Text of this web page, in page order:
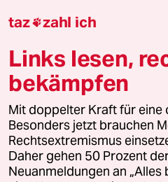
© 2026 taz Verlags und
Alle Rechte vorbehalten. Bei
wenden Sie sich bitte an
Feedback Redaktionsstatut
taz zahl ich
Links lesen,
bekämpfen
Mit doppelter Kraft für eine
Besonders jetzt brauchen
Rechtsextremismus
Daher gehen 50 Prozent
Neuanmeldungen an „Alles